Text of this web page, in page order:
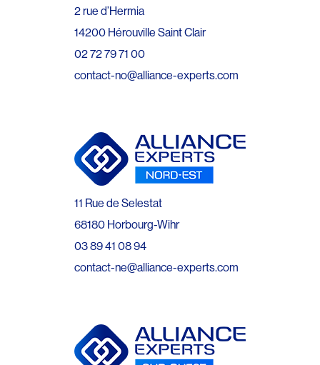
2 rue d’Hermia
14200 Hérouville Saint Clair
02 72 79 71 00
contact-no@alliance-experts.com
11 Rue de Selestat
68180 Horbourg-Wihr
03 89 41 08 94
contact-ne@alliance-experts.com